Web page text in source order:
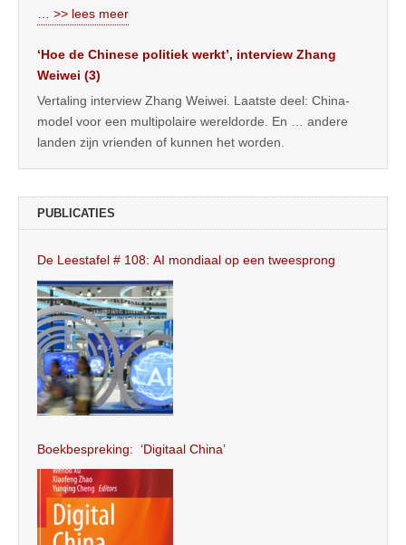
… >> lees meer
‘Hoe de Chinese politiek werkt’, interview Zhang
Weiwei (3)
Vertaling interview Zhang Weiwei. Laatste deel: China-
model voor een multipolaire wereldorde. En … andere
landen zijn vrienden of kunnen het worden.
PUBLICATIES
De Leestafel # 108: AI mondiaal op een tweesprong
Boekbespreking: ‘Digitaal China’